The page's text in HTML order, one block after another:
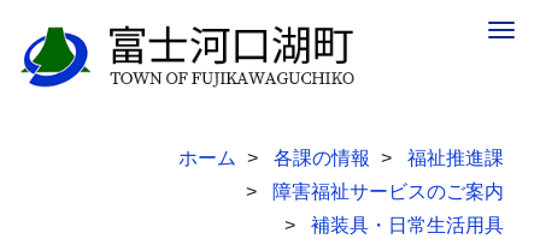
ホーム 各課の情報
福祉推進課
障害福祉サービスのご案内
補装具・日常生活用具